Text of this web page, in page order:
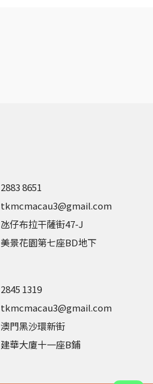
2883 8651
tkmcmacau3@gmail.com
氹仔布拉干薩街47-J
美景花園第七座BD地下
2845 1319
tkmcmacau3@gmail.com
澳門黑沙環新街
建華大廈十一座B鋪